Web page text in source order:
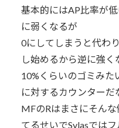
基本的にはAP比率が
に弱くなるが
0にしてしまうと代わ
し始めるから逆に強く
10%くらいのゴミみた
に対するカウンターだ
MFのRはまさにそん
てるせいでSylasでは